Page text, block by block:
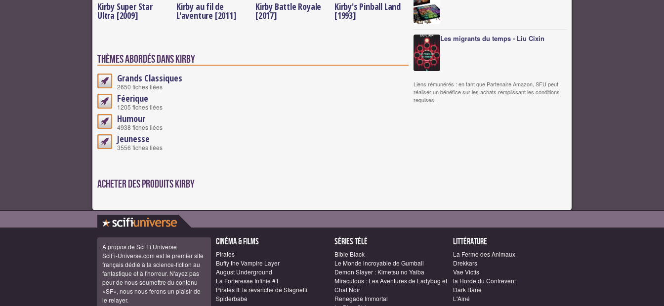
Kirby Super Star
Ultra [2009]
Kirby au fil de
L'aventure [2011]
Kirby Battle Royale
[2017]
Kirby's Pinball Land
[1993]
Thèmes abordés dans Kirby
Grands Classiques
2650 fiches liées
Féerique
1205 fiches liées
Humour
4938 fiches liées
Jeunesse
3556 fiches liées
Acheter des produits Kirby
Les migrants du temps - Liu Cixin
Liens rémunérés : en tant que Partenaire Amazon, SFU peut
réaliser un bénéfice sur les achats remplissant les conditions
requises.
À propos de Sci Fi Universe
SciFi-Universe.com est le premier site
français dédié à la science-fiction au
fantastique et à l'horreur. N'ayez pas
peur de nous soumettre du contenu
«SF», nous nous ferons un plaisir de
le relayer.
Cinéma & Films
Pirates
Buffy the Vampire Layer
August Underground
La Forteresse Infinie #1
Pirates II: la revanche de Stagnetti
Spiderbabe
Séries télé
Bible Black
Le Monde incroyable de Gumball
Demon Slayer : Kimetsu no Yaiba
Miraculous : Les Aventures de Ladybug et
Chat Noir
Renegade Immortal
Littérature
La Ferme des Animaux
Drekkars
Vae Victis
la Horde du Contrevent
Dark Bane
L'Ainé